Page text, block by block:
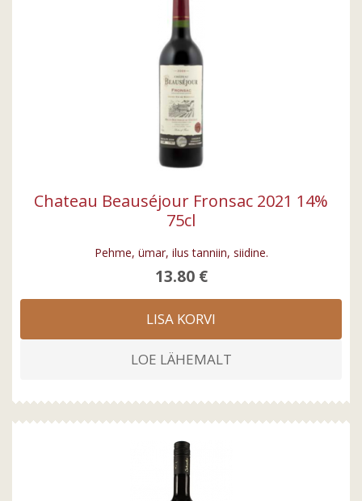
Chateau Beauséjour Fronsac 2021 14%
75cl
Pehme, ümar, ilus tanniin, siidine.
13.80 €
LISA KORVI
LOE LÄHEMALT